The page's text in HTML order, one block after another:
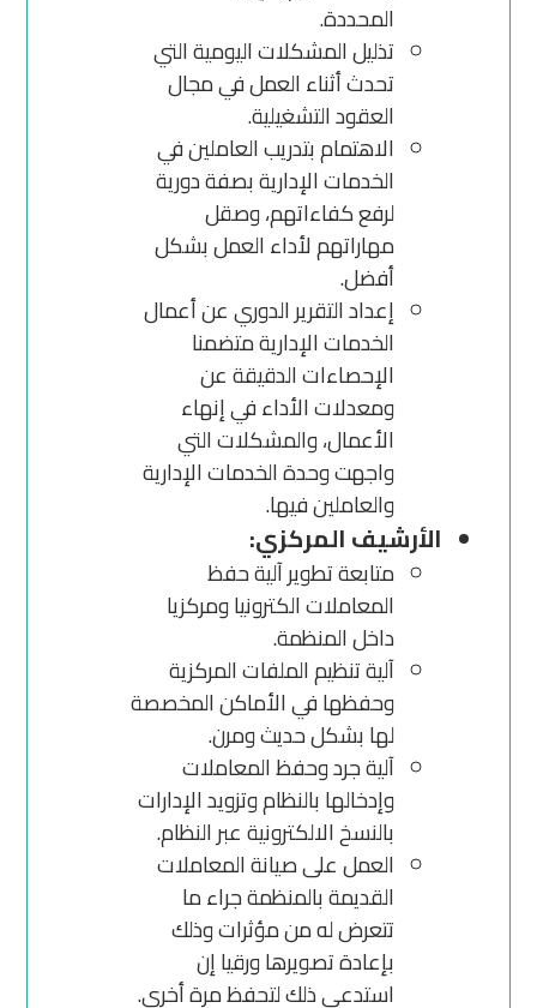
المحددة.
تذليل المشكلات اليومية التي
تحدث أثناء العمل في مجال
العقود التشغيلية.
الاهتمام بتدريب العاملين في
الخدمات الإدارية بصفة دورية
لرفع كفاءاتهم، وصقل
مهاراتهم لأداء العمل بشكل
أفضل.
إعداد التقرير الدوري عن أعمال
الخدمات الإدارية متضمنا
الإحصاءات الدقيقة عن
ومعدلات الأداء في إنهاء
الأعمال، والمشكلات التي
واجهت وحدة الخدمات الإدارية
والعاملين فيها.
الأرشيف المركزي:
متابعة تطوير آلية حفظ
المعاملات الكترونيا ومركزيا
داخل المنظمة.
آلية تنظيم الملفات المركزية
وحفظها في الأماكن المخصصة
لها بشكل حديث ومرن.
آلية جرد وحفظ المعاملات
وإدخالها بالنظام وتزويد الإدارات
بالنسخ الالكترونية عبر النظام.
العمل على صيانة المعاملات
القديمة بالمنظمة جراء ما
تتعرض له من مؤثرات وذلك
بإعادة تصويرها ورقيا إن
استدعى ذلك لتحفظ مرة أخرى.